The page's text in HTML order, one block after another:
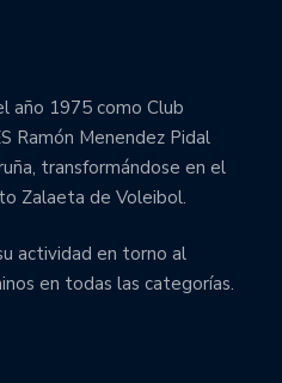
año 1975 como Club
Ramón Menendez Pidal
transformándose en el
Zalaeta de Voleibol.
actividad en torno al
en todas las categorías.